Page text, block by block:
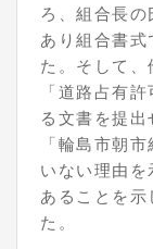
ろ、組合長
あり組合書
た。そして
「道路占有
る文書を提
「輪島市朝
いない理由
あることを
た。